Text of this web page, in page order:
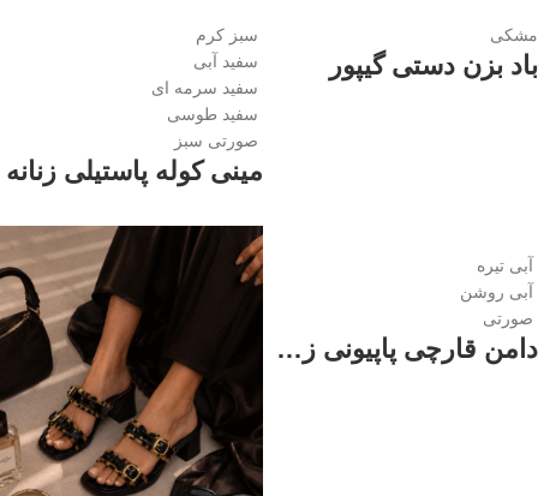
مشکی
باد بزن دستی گیپور
سبز کرم
سفید آبی
سفید سرمه ای
سفید طوسی
صورتی سبز
مینی کوله پاستیلی زنانه
آبی تیره
آبی روشن
صورتی
دامن قارچی پاپیونی زنانه